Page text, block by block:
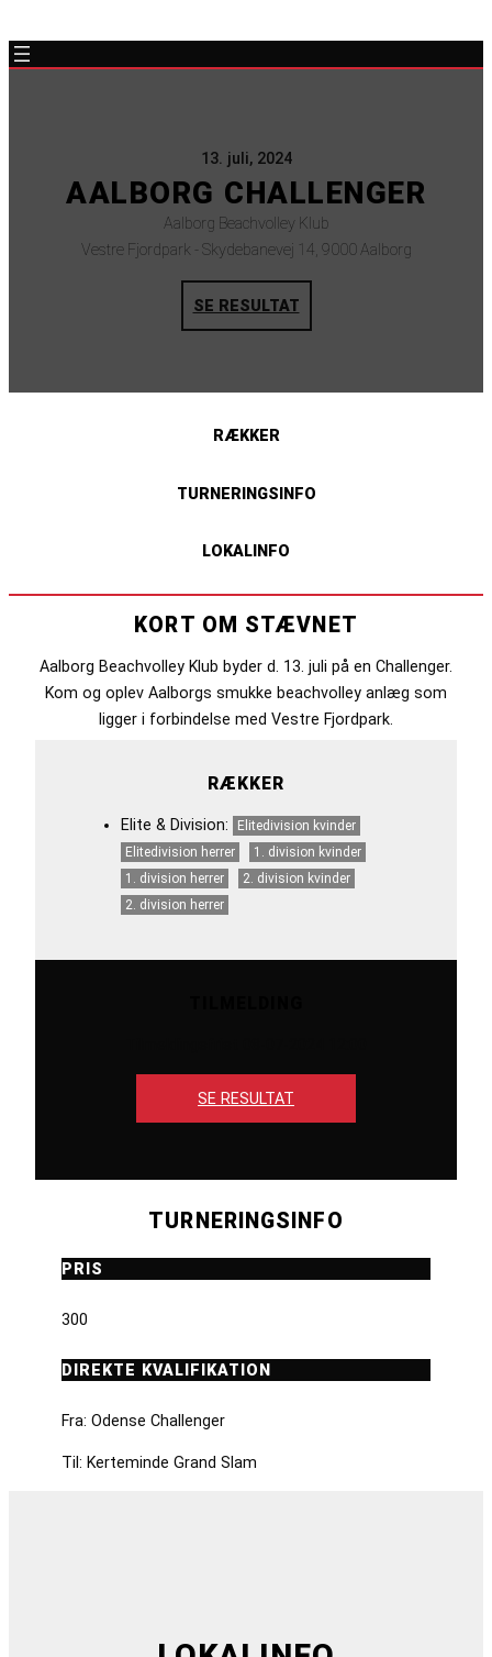
13. juli, 2024
AALBORG CHALLENGER
Aalborg Beachvolley Klub
Vestre Fjordpark - Skydebanevej 14, 9000 Aalborg
SE RESULTAT
RÆKKER
TURNERINGSINFO
LOKALINFO
KORT OM STÆVNET
Aalborg Beachvolley Klub byder d. 13. juli på en Challenger.
Kom og oplev Aalborgs smukke beachvolley anlæg som
ligger i forbindelse med Vestre Fjordpark.
RÆKKER
Elite & Division:
Elitedivision kvinder
Elitedivision herrer
1. division kvinder
1. division herrer
2. division kvinder
2. division herrer
SE RESULTAT
TURNERINGSINFO
PRIS
300
DIREKTE KVALIFIKATION
Fra: Odense Challenger
Til: Kerteminde Grand Slam